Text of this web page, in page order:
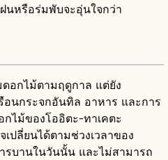
นหรือร่มพับจะอุ่นใจกว่า
อกไม้ตามฤดูกาล แต่ยัง
อนกระจกอันทิล อาหาร และการ
ไม้ของโออิตะ-ทาเคตะ
ปลี่ยนได้ตามช่วงเวลาของ
บานในวันนั้น และไม่สามารถ